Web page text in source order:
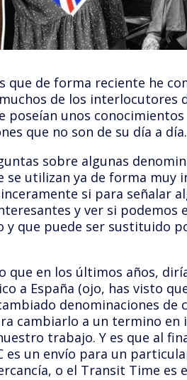
que de forma reciente he
de los interlocutores
poseían unos
que no son de su día a día.
sobre algunas
utilizan ya de forma muy
si para señalar
y ver si podemos
y que puede ser sustituido
que en los últimos años,
a España (ojo, has visto
denominaciones de
cambiarlo a un termino en
trabajo. Y es que al
es un envío para un
o el Transit Time